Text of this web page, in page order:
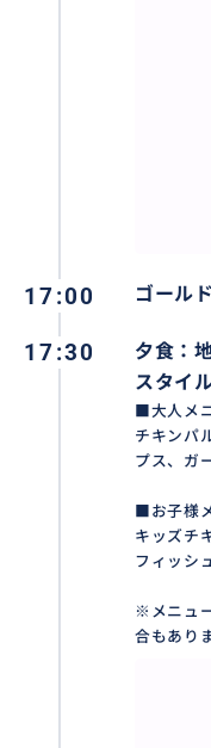
17:00 ゴール
17:30
夕食：
スタイ
■大人メ
チキンパ
プス、ガ
■お子様
キッズチ
フィッシ
※メニュ
合もあり